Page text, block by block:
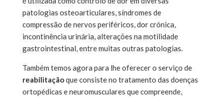
patologias osteoarticulares, síndromes de
compressão de nervos periféricos, dor crónica,
incontinência urinária, alterações na motilidade
gastrointestinal, entre muitas outras patologias.
Também temos agora para lhe oferecer o serviço de
reabilitaçãoque consiste no tratamento das doenças
ortopédicas e neuromusculares que compreende,